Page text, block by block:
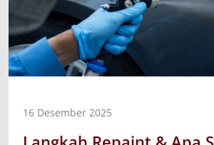
16 Desember 2025